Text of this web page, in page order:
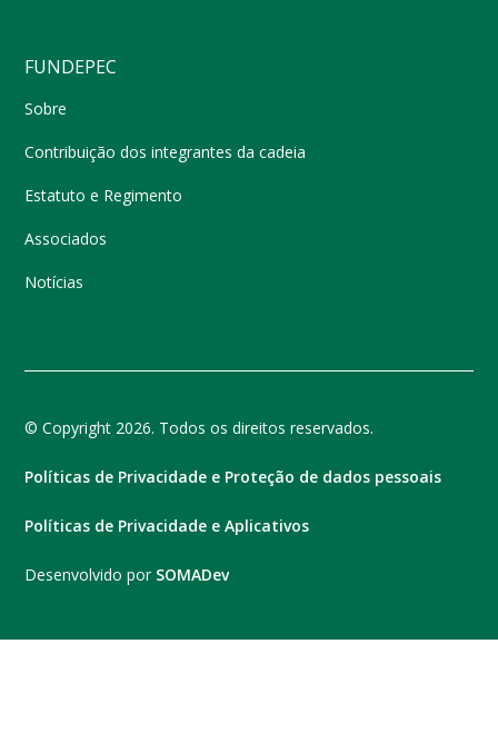
FUNDEPEC
Sobre
Contribuição dos integrantes da cadeia
Estatuto e Regimento
Associados
Notícias
© Copyright 2026. Todos os direitos reservados.
Políticas de Privacidade e Proteção de dados pessoais
Políticas de Privacidade e Aplicativos
Desenvolvido por SOMADev